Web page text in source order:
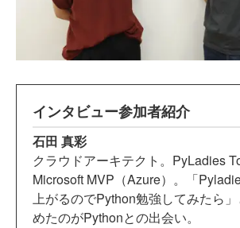
インタビュー参加者紹介
石田 真彩
クラウドアーキテクト。PyLadies
Microsoft MVP（Azure）。「
上がるのでPython勉強してみたら
めたのがPythonとの出会い。